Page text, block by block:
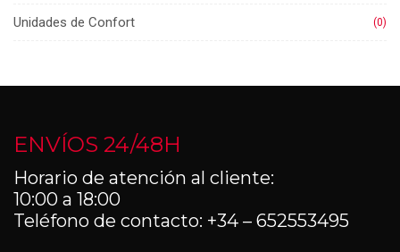
Unidades de Confort (0)
ENVÍOS 24/48H
Horario de atención al cliente:
10:00 a 18:00
Teléfono de contacto: +34 – 652553495